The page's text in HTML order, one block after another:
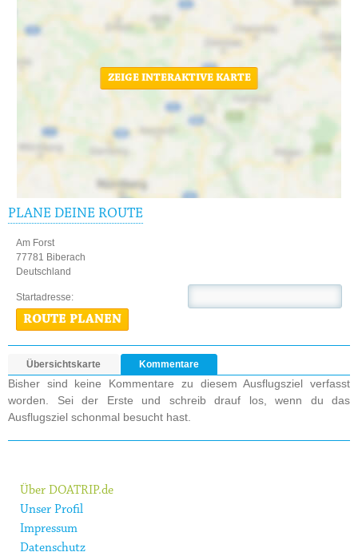
ZEIGE INTERAKTIVE KARTE
PLANE DEINE ROUTE
Am Forst
77781 Biberach
Deutschland
Startadresse:
ROUTE PLANEN
Übersichtskarte Kommentare
Bisher sind keine Kommentare zu diesem Ausflugsziel verfasst
worden. Sei der Erste und schreib drauf los, wenn du das
Ausflugsziel schonmal besucht hast.
Über DOATRIP.de
Unser Profil
Impressum
Datenschutz